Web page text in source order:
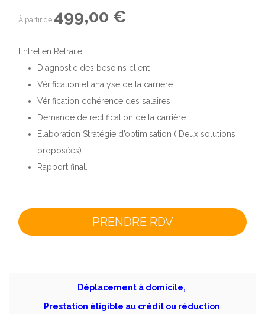
À partir de 499,00 €
Entretien Retraite:
Diagnostic des besoins client
Vérification et analyse de la carrière
Vérification cohérence des salaires
Demande de rectification de la carrière
Elaboration Stratégie d’optimisation ( Deux solutions
proposées)
Rapport final.
PRENDRE RDV
Déplacement à domicile,
Prestation éligible au crédit ou réduction